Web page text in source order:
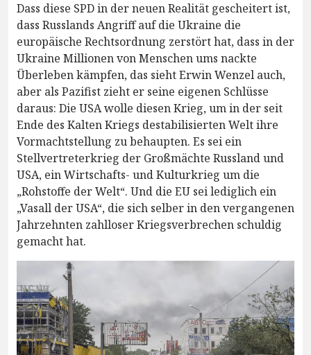
Dass diese SPD in der neuen Realität gescheitert ist,
dass Russlands Angriff auf die Ukraine die
europäische Rechtsordnung zerstört hat, dass in der
Ukraine Millionen von Menschen ums nackte
Überleben kämpfen, das sieht Erwin Wenzel auch,
aber als Pazifist zieht er seine eigenen Schlüsse
daraus: Die USA wolle diesen Krieg, um in der seit
Ende des Kalten Kriegs destabilisierten Welt ihre
Vormachtstellung zu behaupten. Es sei ein
Stellvertreterkrieg der Großmächte Russland und
USA, ein Wirtschafts- und Kulturkrieg um die
„Rohstoffe der Welt“. Und die EU sei lediglich ein
„Vasall der USA“, die sich selber in den vergangenen
Jahrzehnten zahlloser Kriegsverbrechen schuldig
gemacht hat.